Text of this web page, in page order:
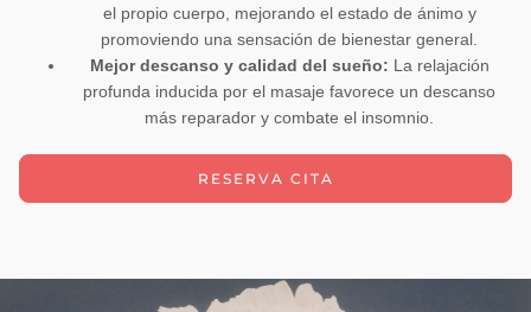
el propio cuerpo, mejorando el estado de ánimo y
promoviendo una sensación de bienestar general.
Mejor descanso y calidad del sueño: La relajación
profunda inducida por el masaje favorece un descanso
más reparador y combate el insomnio.
RESERVA CITA